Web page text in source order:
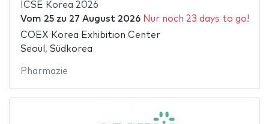
ICSE Korea 2026
Vom 25zu 27 August 2026 Nur noch 23 days to go!
COEX Korea Exhibition Center
Seoul, Südkorea
Pharmazie